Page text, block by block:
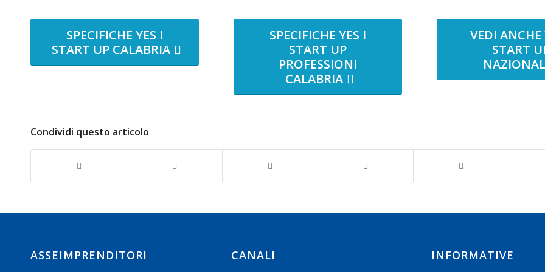
SPECIFICHE YES I
START UP CALABRIA
SPECIFICHE YES I
START UP
PROFESSIONI
CALABRIA
VEDI ANCHE
START
Condividi questo articolo
ASSEIMPRENDITORI CANALI INFORMATIVE